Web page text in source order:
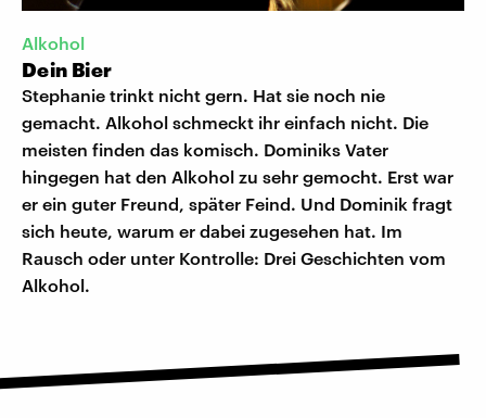
Alkohol
Dein Bier
Stephanie trinkt nicht gern. Hat sie noch nie
gemacht. Alkohol schmeckt ihr einfach nicht. Die
meisten finden das komisch. Dominiks Vater
hingegen hat den Alkohol zu sehr gemocht. Erst war
er ein guter Freund, später Feind. Und Dominik fragt
sich heute, warum er dabei zugesehen hat. Im
Rausch oder unter Kontrolle: Drei Geschichten vom
Alkohol.